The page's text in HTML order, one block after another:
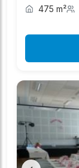
475 m²